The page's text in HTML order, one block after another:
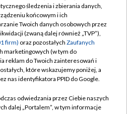
TVP
TVP
prywatności
zgody
Pomoc
Kontakt
śledzenia i zbierania danych,
końcowym i ich
Twoich danych osobowych przez
(zwaną dalej również „TVP”),
firm) oraz pozostałych Zaufanych
marketingowych (w tym do
reklam do Twoich zainteresowań i
które wskazujemy poniżej, a
nas identyfikatora PPID do Google.
odwiedzania przez Ciebie naszych
dalej „Portalem”, w tym informacje